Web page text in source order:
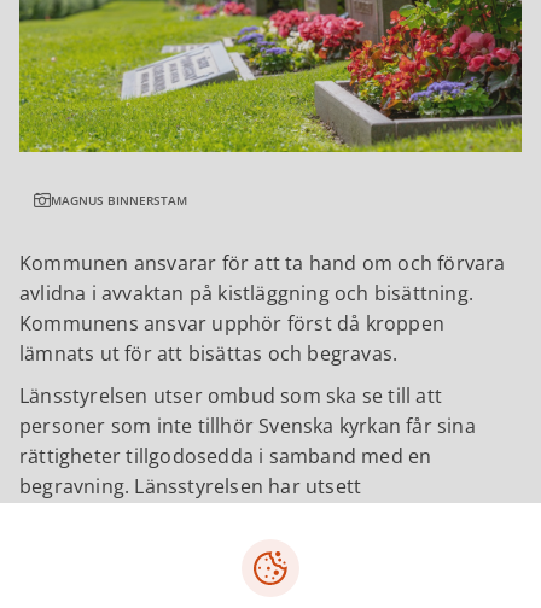
MAGNUS BINNERSTAM
Kommunen ansvarar för att ta hand om och förvara
avlidna i avvaktan på kistläggning och bisättning.
Kommunens ansvar upphör först då kroppen
lämnats ut för att bisättas och begravas.
Länsstyrelsen utser ombud som ska se till att
personer som inte tillhör Svenska kyrkan får sina
rättigheter tillgodosedda i samband med en
begravning. Länsstyrelsen har utsett